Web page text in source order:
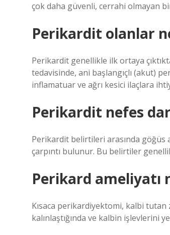
çok daha güvenli, cerrahi olmayan
Perikardit olanlar
Perikardit genellikle ilk ortaya
tedavisinde, ani başlangıçlı (akut)
inflamatuar ve ağrı kesici ilaçlara
Perikardit nefes
Perikardit belirtileri arasında göğüs
çarpıntı bulunur. Bu belirtiler
Perikard ameliyatı
Kısaca perikardiyektomi, kalbi tutan
kalınlaştığında ve kalbin